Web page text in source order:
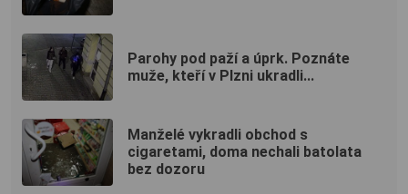
Parohy pod paží a úprk. Poznáte
muže, kteří v Plzni ukradli...
Manželé vykradli obchod s
cigaretami, doma nechali batolata
bez dozoru